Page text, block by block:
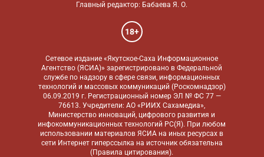
Главный редактор: Бабаева Я. О.
18+
Сетевое издание «Якутское-Саха Информационное
Агентство (ЯСИА)» зарегистрировано в Федеральной
службе по надзору в сфере связи, информационных
технологий и массовых коммуникаций (Роскомнадзор)
06.09.2019 г. Регистрационный номер ЭЛ № ФС 77 —
76613. Учредители: АО «РИИХ Сахамедиа»,
Министерство инноваций, цифрового развития и
инфокоммуникационных технологий РС(Я). При любом
использовании материалов ЯСИА на иных ресурсах в
сети Интернет гиперссылка на источник обязательна
(Правила цитирования).